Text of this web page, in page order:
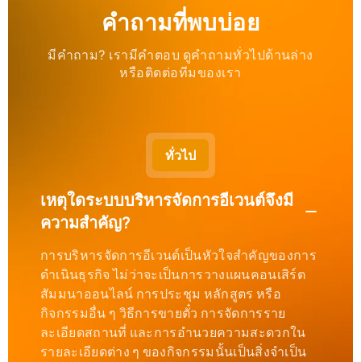
คำถามที่พบบ่อย
มีคำถาม? เรามีคำตอบ ดูคำถามทั่วไปด้านล่าง
หรือติดต่อทีมของเรา
ทั่วไป
เหตุใดระบบบริหารจัดการอีเวนต์จึงมี
ความสำคัญ?
การบริหารจัดการอีเวนต์เป็นหัวใจสำคัญของการ
ดำเนินธุรกิจ ไม่ว่าจะเป็นการวางแผนคอนเสิร์ต
สัมมนาออนไลน์ การประชุม หลักสูตร หรือ
กิจกรรมอื่น ๆ วิธีการขายตั๋ว การจัดการราย
ละเอียดสถานที่ และการอำนวยความสะดวกใน
รายละเอียดต่าง ๆ ของกิจกรรมนั้นเป็นสิ่งจำเป็น